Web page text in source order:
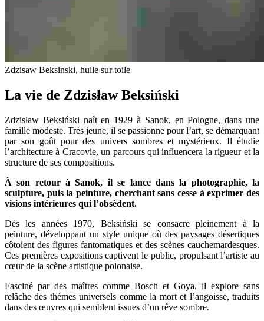
Zdzisaw Beksinski, huile sur toile
La vie de Zdzisław Beksiński
Zdzisław Beksiński naît en 1929 à Sanok, en Pologne, dans une
famille modeste. Très jeune, il se passionne pour l’art, se démarquant
par son goût pour des univers sombres et mystérieux. Il étudie
l’architecture à Cracovie, un parcours qui influencera la rigueur et la
structure de ses compositions.
À son retour à Sanok, il se lance dans la photographie, la
sculpture, puis la peinture, cherchant sans cesse à exprimer des
visions intérieures qui l’obsèdent.
Dès les années 1970, Beksiński se consacre pleinement à la
peinture, développant un style unique où des paysages désertiques
côtoient des figures fantomatiques et des scènes cauchemardesques.
Ces premières expositions captivent le public, propulsant l’artiste au
cœur de la scène artistique polonaise.
Fasciné par des maîtres comme Bosch et Goya, il explore sans
relâche des thèmes universels comme la mort et l’angoisse, traduits
dans des œuvres qui semblent issues d’un rêve sombre.